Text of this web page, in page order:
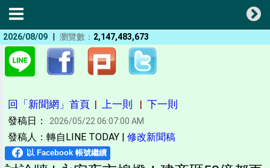
2026/08/09 | 瀏覽數： 2,147,483,673
回「新聞網」首頁 | 上一則 | 下一則
發稿日： 2026/05/22 06:07:00 AM
發稿人：轉自LINE TODAY | 修改新聞稿